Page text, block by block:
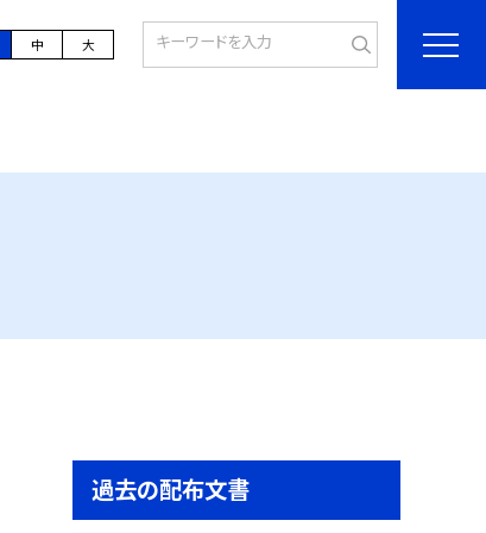
中 大
過去の配布文書